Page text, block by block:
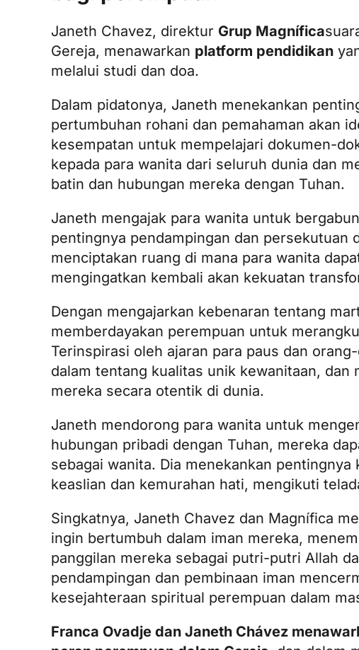
Janeth Chavez, direktur Grup Magnífica
Gereja, menawarkan platform pendidikan
melalui studi dan doa.
Dalam pidatonya, Janeth menekankan
pertumbuhan rohani dan pemahaman akan
kesempatan untuk mempelajari dokumen-
kepada para wanita dari seluruh dunia dan
batin dan hubungan mereka dengan Tuhan.
Janeth mengajak para wanita untuk
pentingnya pendampingan dan persekutuan
menciptakan ruang di mana para wanita
mengingatkan kembali akan kekuatan
Dengan mengajarkan kebenaran tentang
memberdayakan perempuan untuk
Terinspirasi oleh ajaran para paus dan
dalam tentang kualitas unik kewanitaan,
mereka secara otentik di dunia.
Janeth mendorong para wanita untuk
hubungan pribadi dengan Tuhan, mereka
sebagai wanita. Dia menekankan
keaslian dan kemurahan hati, mengikuti
Singkatnya, Janeth Chavez dan Magnífica
ingin bertumbuh dalam iman mereka,
panggilan mereka sebagai putri-putri Allah
pendampingan dan pembinaan iman
kesejahteraan spiritual perempuan dalam
Franca Ovadje dan Janeth Chávez